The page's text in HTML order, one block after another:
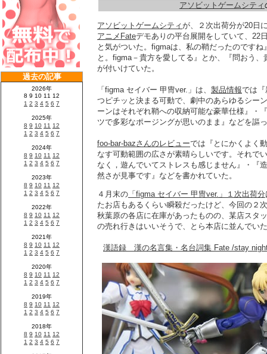
アソビットゲームシティ
アソビットゲームシティが、２次出荷分が20日
アニメFateデモありの平台展開をしていて、22
と気がついた。figmaは、私の鞘だったのです
と。figma－貴方を愛してる』とか、『問おう
が付いけていた。
「figma セイバー 甲冑ver.」は、 製品情報では『
つピチッと決まる可動で、劇中のあらゆるシー
ーンはそれぞれ鞘への収納可能な豪華仕様』・
ツで多彩なポージングが思いのまま』などを謳
foo-bar-bazさんのレビューでは『とにかくよく
なす可動範囲の広さが素晴らしいです。それで
なく，遊んでいてストレスも感じません』・『
然さが見事です』などを書かれていた。
４月末の 「figma セイバー 甲冑ver.」１次出荷分
たお店もあるくらい瞬殺だったけど、今回の２
秋葉原の各店に在庫があったものの、某店スタ
の売れ行きはいいそうで、とら本店に並んでい
漢語録 漢の名言集・名台詞集 Fate /stay